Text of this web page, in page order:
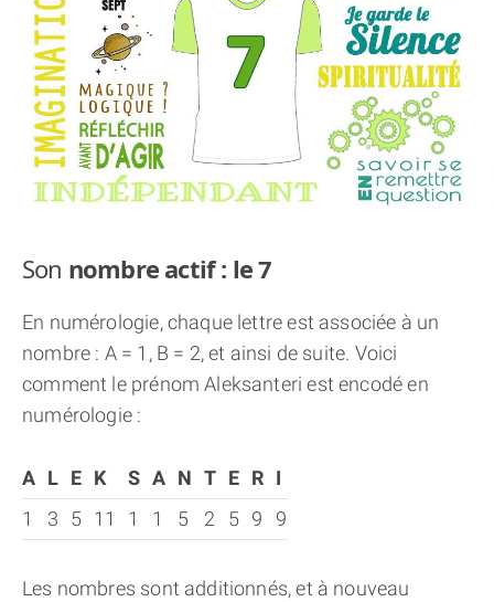
Son nombre actif : le 7
En numérologie, chaque lettre est associée à un
nombre : A = 1, B = 2, et ainsi de suite. Voici
comment le prénom Aleksanteri est encodé en
numérologie :
A L E K S A N T E R I
1
3 5 11 1 1 5 2 5 9 9
Les nombres sont additionnés, et à nouveau
APPRENDRE LA NUMÉROLOGIE
EXPLORER LA NUMÉROLOGIE
70.000 PRÉNOMS